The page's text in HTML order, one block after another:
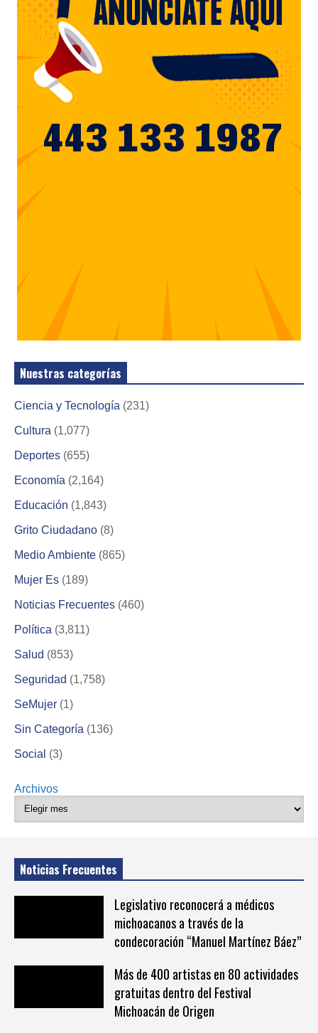
Nuestras categorías
Ciencia y Tecnología (231)
Cultura (1,077)
Deportes (655)
Economía (2,164)
Educación (1,843)
Grito Ciudadano (8)
Medio Ambiente (865)
Mujer Es (189)
Noticias Frecuentes (460)
Política (3,811)
Salud (853)
Seguridad (1,758)
SeMujer (1)
Sin Categoría (136)
Social (3)
Archivos
Noticias Frecuentes
Legislativo reconocerá a médicos
michoacanos a través de la
condecoración “Manuel Martínez Báez”
Más de 400 artistas en 80 actividades
gratuitas dentro del Festival
Michoacán de Origen